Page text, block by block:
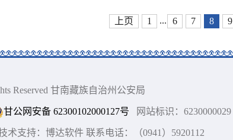
上页 1 ... 6 7 8 9
Reserved 甘南藏族自治州公安局
甘公网安备 62300102000127号 网站标识：6230000029
术支持：博达软件 联系电话：（0941）5920112